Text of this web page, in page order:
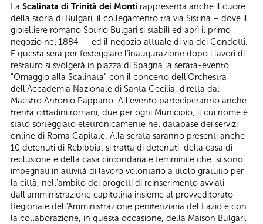
La Scalinata di Trinità dei Monti rappresenta anche il cuore
della storia di Bulgari, il collegamento tra via Sistina – dove il
gioielliere romano Sotirio Bulgari si stabilì ed aprì il primo
negozio nel 1884 – ed il negozio attuale di via dei Condotti.
E questa sera per festeggiare l’inaugurazione dopo i lavori di
restauro si svolgerà in piazza di Spagna la serata-evento
“Omaggio alla Scalinata” con il concerto dell’Orchestra
dell’Accademia Nazionale di Santa Cecilia, diretta dal
Maestro Antonio Pappano. All’evento parteciperanno anche
trenta cittadini romani, due per ogni Municipio, il cui nome è
stato sorteggiato elettronicamente nel database dei servizi
online di Roma Capitale. Alla serata saranno presenti anche
10 detenuti di Rebibbia: si tratta di detenuti della casa di
reclusione e della casa circondariale femminile che si sono
impegnati in attività di lavoro volontario a titolo gratuito per
la città, nell'ambito dei progetti di reinserimento avviati
dall'amministrazione capitolina insieme al provveditorato
Regionale dell'Amministrazione penitenziaria del Lazio e con
la collaborazione, in questa occasione, della Maison Bulgari.